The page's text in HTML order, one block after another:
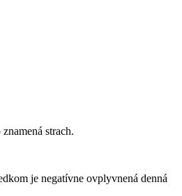
znamená strach.
je negatívne ovplyvnená denná